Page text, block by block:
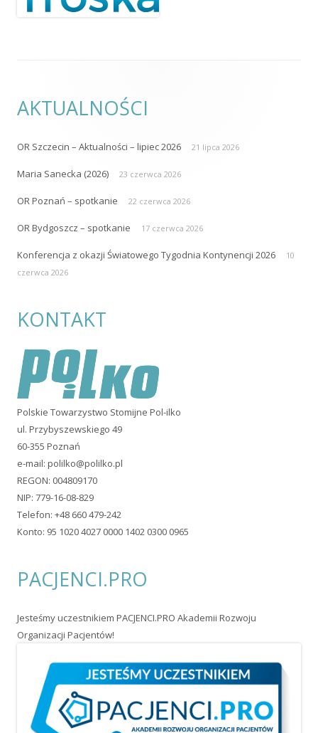
AKTUALNOŚCI
OR Szczecin – Aktualności – lipiec 2026 21 lipca 2026
Maria Sanecka (2026) 23 czerwca 2026
OR Poznań – spotkanie 22 czerwca 2026
OR Bydgoszcz – spotkanie 17 czerwca 2026
Konferencja z okazji Światowego Tygodnia Kontynencji 2026
10
czerwca 2026
KONTAKT
Polskie Towarzystwo Stomijne Pol-ilko
ul. Przybyszewskiego 49
60-355 Poznań
e-mail: polilko@polilko.pl
REGON: 004809170
NIP: 779-16-08-829
Telefon: +48 660 479-242
Konto: 95 1020 4027 0000 1402 0300 0965
PACJENCI.PRO
Jesteśmy uczestnikiem PACJENCI.PRO Akademii Rozwoju
Organizacji Pacjentów!